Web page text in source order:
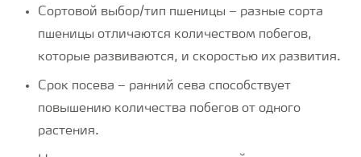
Сортовой выбор/тип пшеницы – разные сорта
пшеницы отличаются количеством побегов,
которые развиваются, и скоростью их развития.
Срок посева – ранний сева способствует
повышению количества побегов от одного
растения.